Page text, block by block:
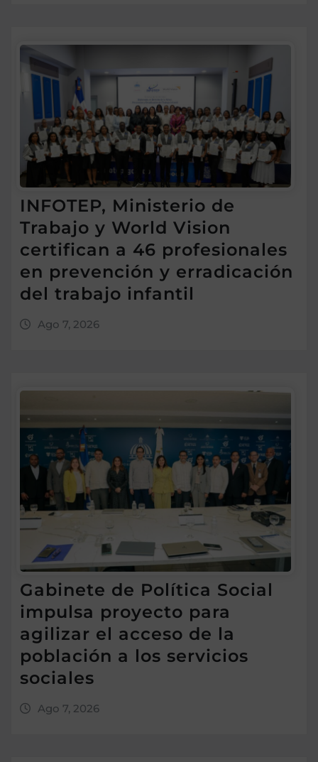
INFOTEP, Ministerio de
Trabajo y World Vision
certifican a 46 profesionales
en prevención y erradicación
del trabajo infantil
Ago 7, 2026
Gabinete de Política Social
impulsa proyecto para
agilizar el acceso de la
población a los servicios
sociales
Ago 7, 2026